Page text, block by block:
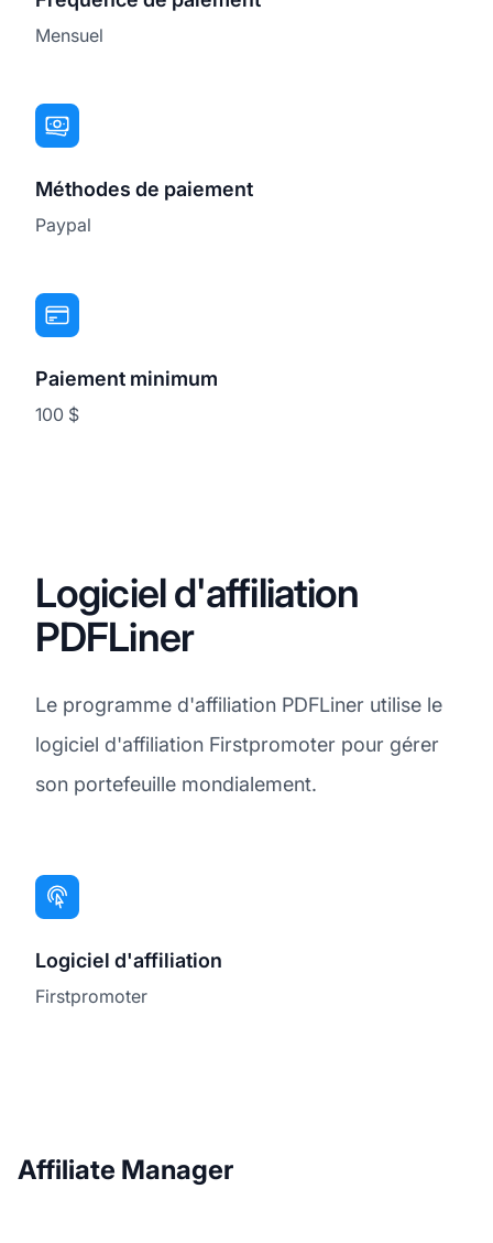
Mensuel
Méthodes de paiement
Paypal
Paiement minimum
100 $
Logiciel d'affiliation
PDFLiner
Le programme d'affiliation PDFLiner utilise le
logiciel d'affiliation Firstpromoter pour gérer
son portefeuille mondialement.
Logiciel d'affiliation
Firstpromoter
Affiliate Manager